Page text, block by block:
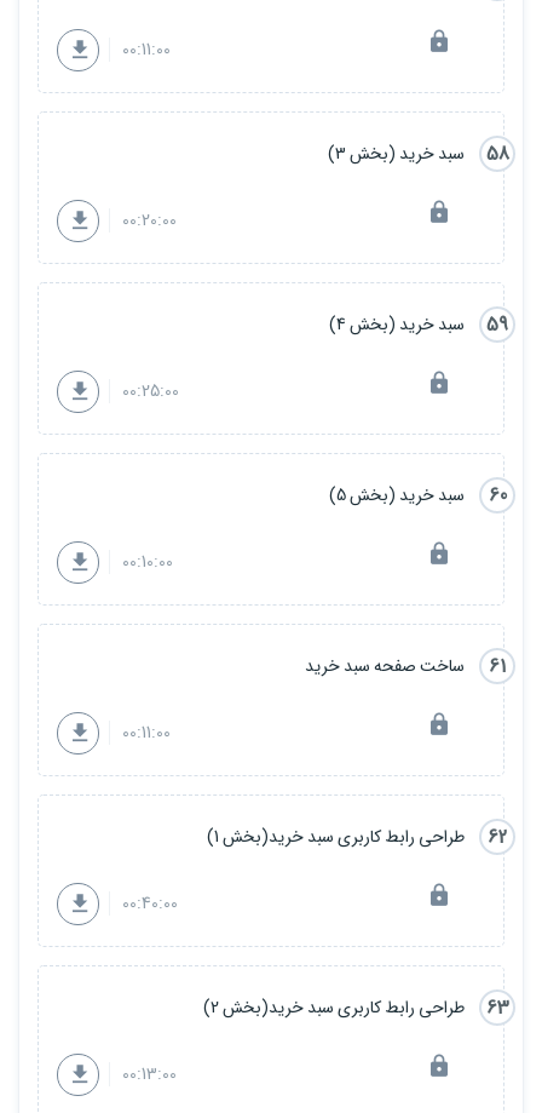
00:11:00
58 سبد خرید (بخش 3)
00:20:00
59 سبد خرید (بخش 4)
00:25:00
60 سبد خرید (بخش 5)
00:10:00
61 ساخت صفحه سبد خرید
00:11:00
62 طراحی رابط کاربری سبد خرید(بخش 1)
00:40:00
63 طراحی رابط کاربری سبد خرید(بخش 2)
00:13:00